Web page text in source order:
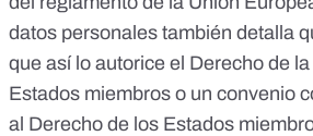
datos personales también detalla
que así lo autorice el Derecho de
Estados miembros o un convenio
al Derecho de los Estados